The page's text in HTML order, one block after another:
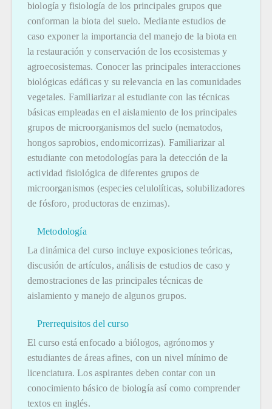
biología y fisiología de los principales grupos que
conforman la biota del suelo. Mediante estudios de
caso exponer la importancia del manejo de la biota en
la restauración y conservación de los ecosistemas y
agroecosistemas. Conocer las principales interacciones
biológicas edáficas y su relevancia en las comunidades
vegetales. Familiarizar al estudiante con las técnicas
básicas empleadas en el aislamiento de los principales
grupos de microorganismos del suelo (nematodos,
hongos saprobios, endomicorrizas). Familiarizar al
estudiante con metodologías para la detección de la
actividad fisiológica de diferentes grupos de
microorganismos (especies celulolíticas, solubilizadores
de fósforo, productoras de enzimas).
Metodología
La dinámica del curso incluye exposiciones teóricas,
discusión de artículos, análisis de estudios de caso y
demostraciones de las principales técnicas de
aislamiento y manejo de algunos grupos.
Prerrequisitos del curso
El curso está enfocado a biólogos, agrónomos y
estudiantes de áreas afines, con un nivel mínimo de
licenciatura. Los aspirantes deben contar con un
conocimiento básico de biología así como comprender
textos en inglés.